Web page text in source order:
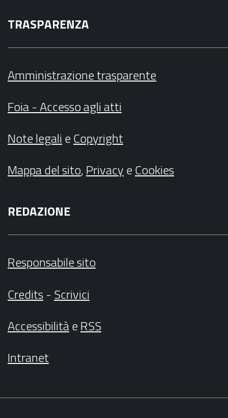
TRASPARENZA
Amministrazione trasparente
Foia - Accesso agli atti
Note legalieCopyright
Mappa del sito,PrivacyeCookies
REDAZIONE
Responsabile sito
Credits- Scrivici
AccessibilitàeRSS
Intranet